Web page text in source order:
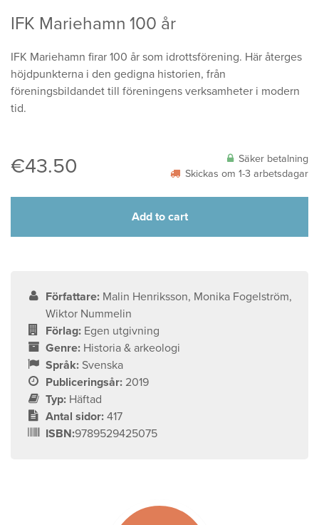
IFK Mariehamn 100 år
IFK Mariehamn firar 100 år som idrottsförening. Här återges
höjdpunkterna i den gedigna historien, från
föreningsbildandet till föreningens verksamheter i modern
tid.
€43.50
Säker betalning
Skickas om 1-3 arbetsdagar
Add to cart
Författare: Malin Henriksson, Monika Fogelström,
Wiktor Nummelin
Förlag: Egen utgivning
Genre: Historia & arkeologi
Språk: Svenska
Publiceringsår: 2019
Typ: Häftad
Antal sidor: 417
ISBN:9789529425075